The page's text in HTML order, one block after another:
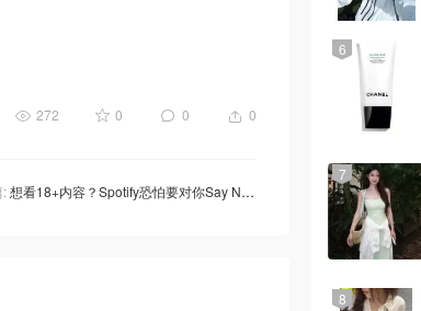
272 0 0 0
:想看18+内容？Spotify恐怕要对你Say No了！